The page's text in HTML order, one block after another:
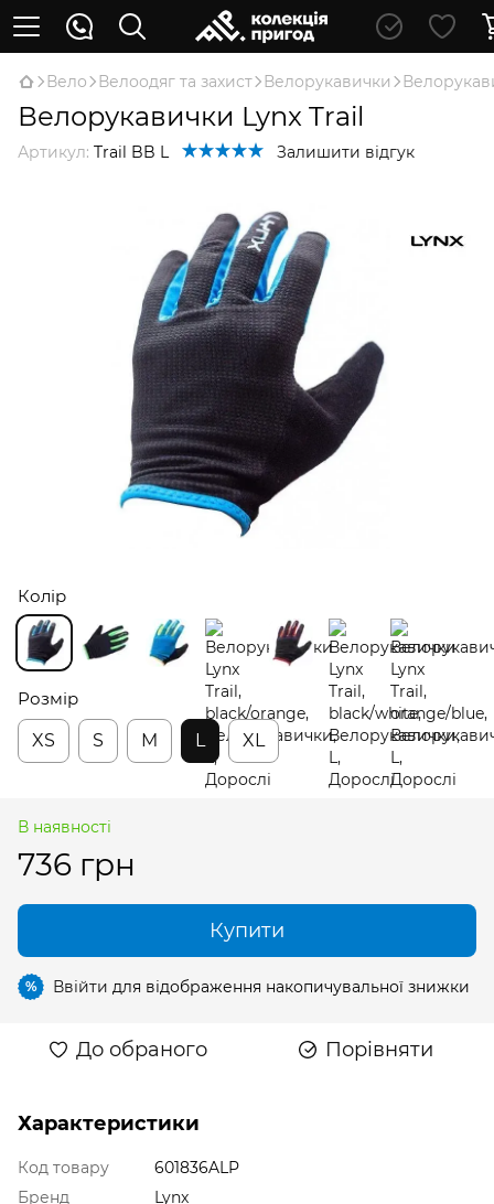
Вело Велоодяг та захист Велорукавички
Велорукавички Lynx Trail
Артикул: Trail BB L Залишити відгук
Колір
Розмір
XS
S M L XL
В наявності
736 грн
Купити
% Ввійти для відображення накопичувальної знижки
До обраного Порівняти
Характеристики
Код товару
601836ALP
Бренд
Lynx